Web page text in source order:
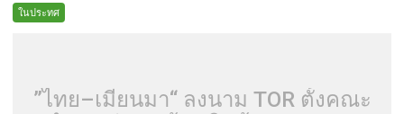
ในประทศ
”ไทย–เมียนมา“ ลงนาม TOR ตั้งคณะ